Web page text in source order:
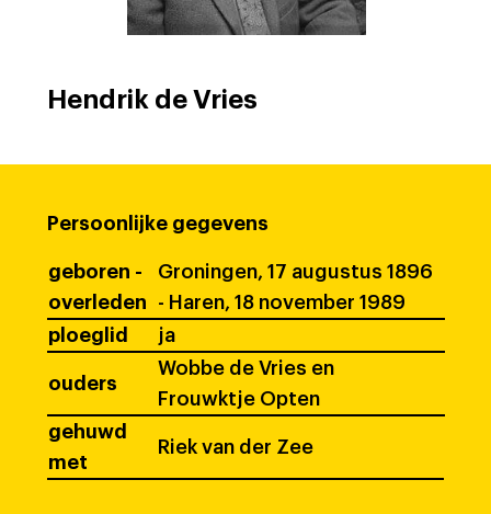
Hendrik de Vries
Persoonlijke gegevens
geboren -
overleden
Groningen, 17 augustus 1896
- Haren, 18 november 1989
ploeglid
ja
ouders
Wobbe de Vries en
Frouwktje Opten
gehuwd
met
Riek van der Zee